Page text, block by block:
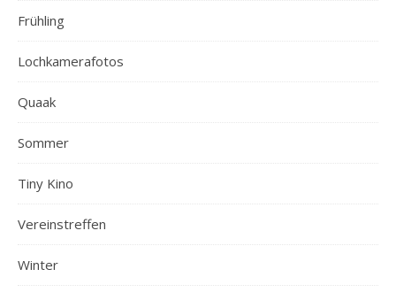
Frühling
Lochkamerafotos
Quaak
Sommer
Tiny Kino
Vereinstreffen
Winter